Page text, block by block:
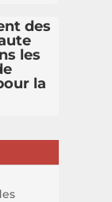
des
les
la